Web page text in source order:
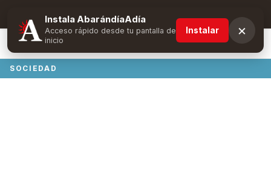
Suscríbete y obtén ventajas exclusivas
SOCIEDAD
Instala AbarándíaAdía
Acceso rápido desde tu pantalla de
inicio
Instalar ×